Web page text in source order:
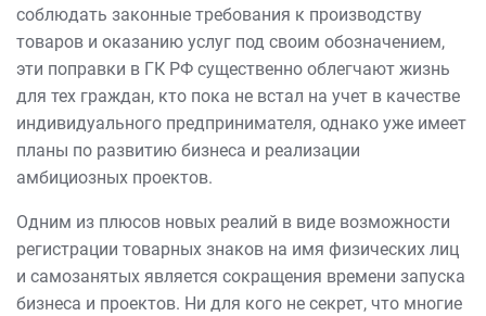
соблюдать законные требования к производству
товаров и оказанию услуг под своим обозначением,
эти поправки в ГК РФ существенно облегчают жизнь
для тех граждан, кто пока не встал на учет в качестве
индивидуального предпринимателя, однако уже имеет
планы по развитию бизнеса и реализации
амбициозных проектов.
Одним из плюсов новых реалий в виде возможности
регистрации товарных знаков на имя физических лиц
и самозанятых является сокращения времени запуска
бизнеса и проектов. Ни для кого не секрет, что многие